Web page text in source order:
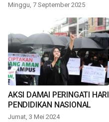
Minggu, 7 September 2025
AKSI DAMAI PERINGATI HARI
PENDIDIKAN NASIONAL
Jumat, 3 Mei 2024